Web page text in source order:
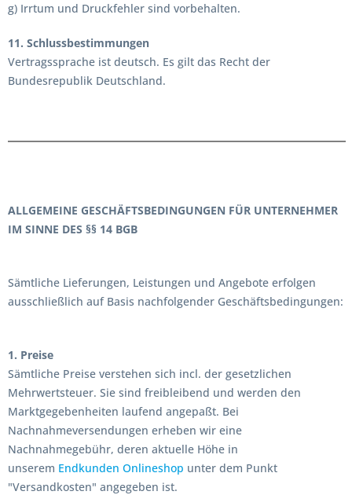
g) Irrtum und Druckfehler sind vorbehalten.
11. Schlussbestimmungen
Vertragssprache ist deutsch. Es gilt das Recht der
Bundesrepublik Deutschland.
ALLGEMEINE GESCHÄFTSBEDINGUNGEN FÜR UNTERNEHMER
IM SINNE DES §§ 14 BGB
Sämtliche Lieferungen, Leistungen und Angebote erfolgen
ausschließlich auf Basis nachfolgender Geschäftsbedingungen:
1. Preise
Sämtliche Preise verstehen sich incl. der gesetzlichen
Mehrwertsteuer. Sie sind freibleibend und werden den
Marktgegebenheiten laufend angepaßt. Bei
Nachnahmeversendungen erheben wir eine
Nachnahmegebühr, deren aktuelle Höhe in
unserem Endkunden Onlineshop unter dem Punkt
"Versandkosten" angegeben ist.